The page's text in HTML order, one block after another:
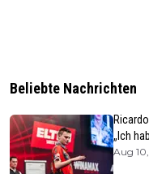
Beliebte Nachrichten
„Ich
Aug